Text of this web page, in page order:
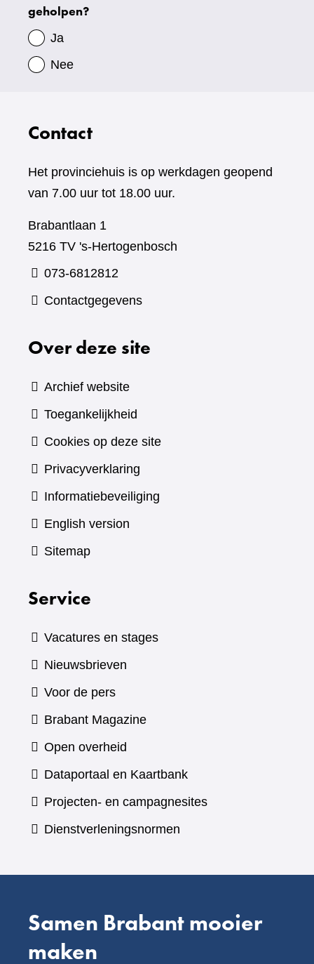
gegevens
geholpen?
Ja
Nee
Contact
Het provinciehuis is op werkdagen geopend
van 7.00 uur tot 18.00 uur.
Brabantlaan 1
5216 TV 's-Hertogenbosch
073-6812812
Contactgegevens
Over deze site
Archief website
Toegankelijkheid
Cookies op deze site
Privacyverklaring
Informatiebeveiliging
English version
Sitemap
Service
Vacatures en stages
Nieuwsbrieven
Voor de pers
Brabant Magazine(verwijst
andere
website)
Open overheid
Dataportaal en Kaartbank(verwijst
naar
Projecten- en campagnesites
Dienstverleningsnormen
Samen Brabant mooier
maken